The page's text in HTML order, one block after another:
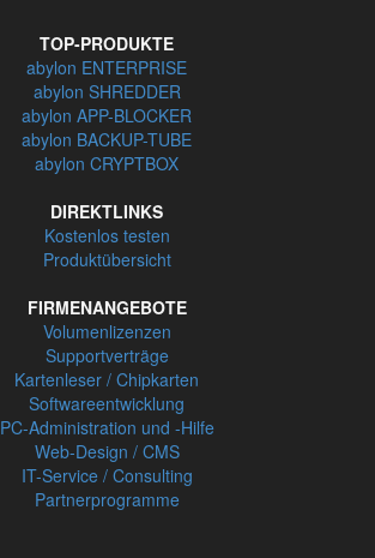
TOP-PRODUKTE
abylon ENTERPRISE
abylon SHREDDER
abylon APP-BLOCKER
abylon BACKUP-TUBE
abylon CRYPTBOX
DIREKTLINKS
Kostenlos testen
Produktübersicht
FIRMENANGEBOTE
Volumenlizenzen
Supportverträge
Kartenleser / Chipkarten
Softwareentwicklung
PC-Administration und -Hilfe
Web-Design / CMS
IT-Service / Consulting
Partnerprogramme